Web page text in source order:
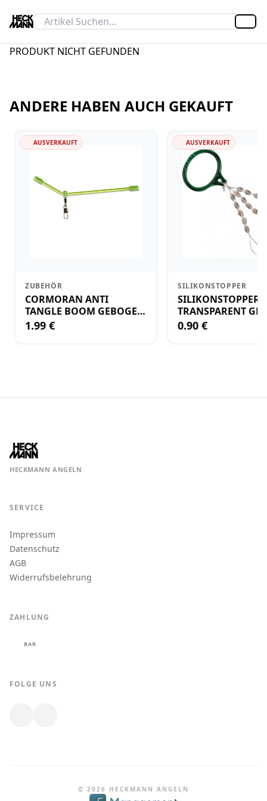
PRODUKT NICHT GEFUNDEN
ANDERE HABEN AUCH GEKAUFT
AUSVERKAUFT
ZUBEHÖR
CORMORAN ANTI
TANGLE BOOM GEBOGEN
12CM M.WIRBEL(PLASTIK)
1.99 €
AUSVERKAUFT
SILIKONSTOPPER
SILIKONSTOPPER
TRANSPARENT
KLEIN
0.90 €
HECKMANN ANGELN
SERVICE
Impressum
Datenschutz
AGB
Widerrufsbelehrung
ZAHLUNG
BAR
FOLGE UNS
© 2026 HECKMANN ANGELN